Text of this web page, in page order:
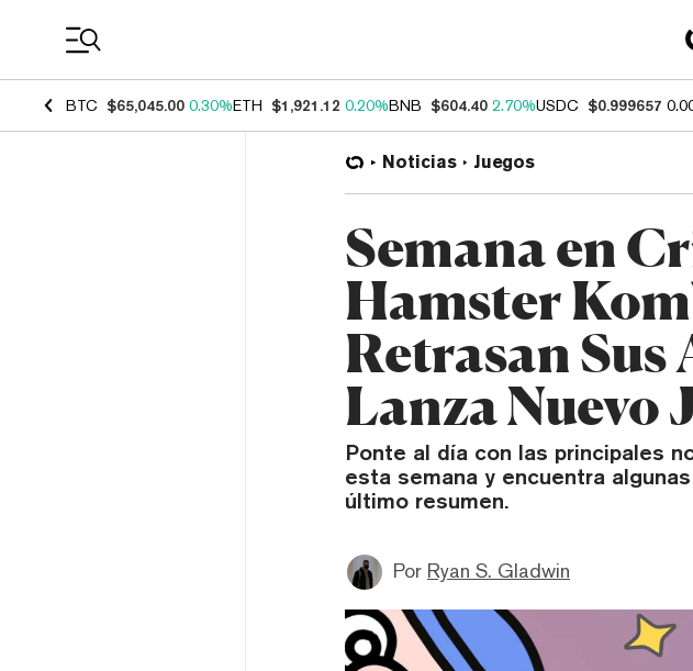
BTC $65,045.00 0.30%ETH $1,921.12 0.20%BNB $604.40 2.70%USDC $0.999657
Noticias Juegos
Semana en
Hamster
Retrasan
Lanza Nuevo
Ponte al día con las principales
esta semana y encuentra
último resumen.
Por Ryan S. Gladwin